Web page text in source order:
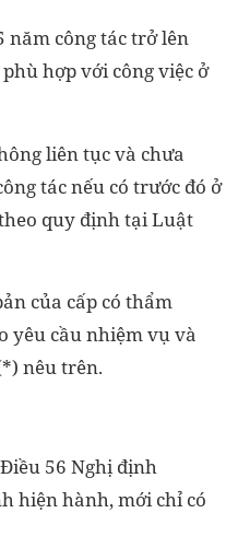
năm công tác trở lên
hợp với công việc ở
liên tục và chưa
tác nếu có trước đó ở
quy định tại Luật
của cấp có thẩm
yêu cầu nhiệm vụ và
nêu trên.
56 Nghị định
hiện hành, mới chỉ có